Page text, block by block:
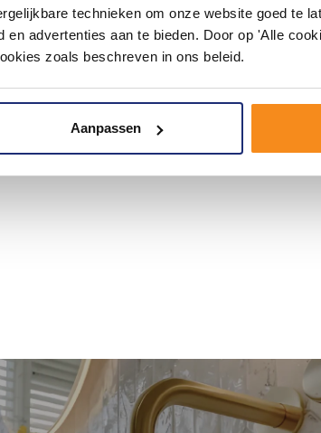
technieken om onze website goed te
en advertenties aan te bieden. Door op 'Alle
zoals beschreven in ons beleid.
Aanpassen